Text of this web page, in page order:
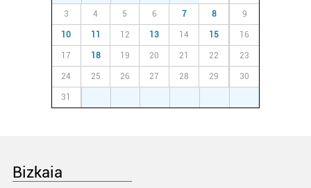
3 4 5 6 7 8 9
10 11 12 13 14 15 16
17 18 19 20 21 22 23
24 25 26 27 28 29 30
31
Bizkaia